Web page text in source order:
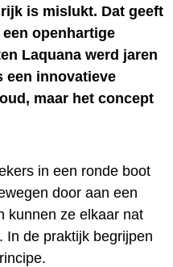
is mislukt. Dat geeft
openhartige
Laquana werd jaren
een innovatieve
maar het concept
in een ronde boot
door aan een
kunnen ze elkaar nat
In de praktijk begrijpen